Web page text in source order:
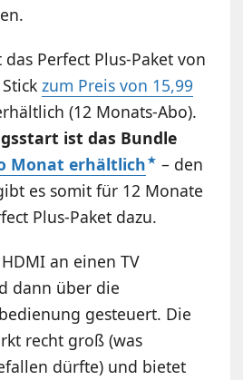
Perfect Plus-Paket von
zum Preis von 15,99
(12 Monats-Abo).
ist das Bundle
Monat erhältlich
– den
es somit für 12 Monate
Plus-Paket dazu.
an einen TV
dann über die
gesteuert. Die
recht groß (was
dürfte) und bietet